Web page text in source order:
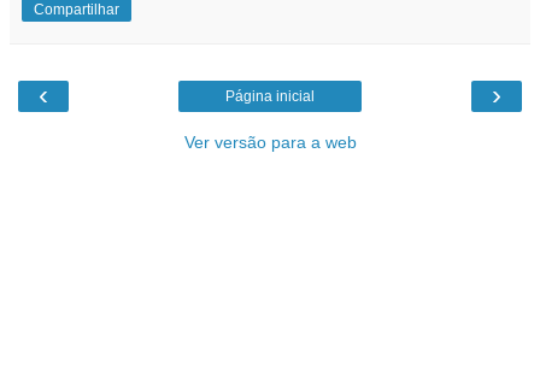
Compartilhar
‹ ›
Página inicial
Ver versão para a web